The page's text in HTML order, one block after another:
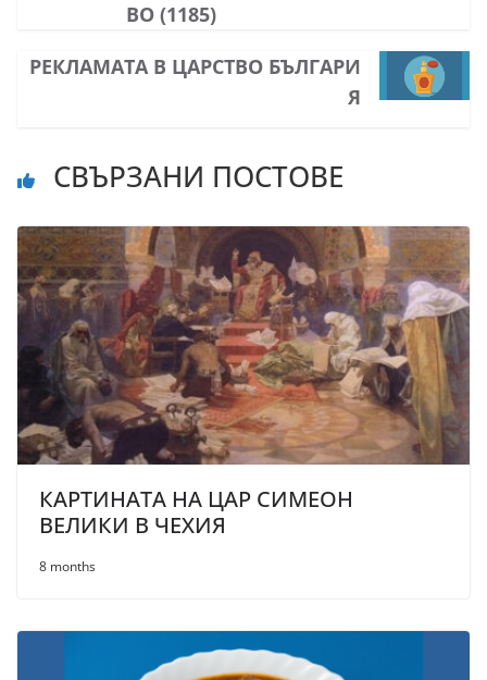
ВО (1185)
РЕКЛАМАТА В ЦАРСТВО БЪЛГАРИ
Я
СВЪРЗАНИ ПОСТОВЕ
КАРТИНАТА НА ЦАР СИМЕОН
ВЕЛИКИ В ЧЕХИЯ
8 months